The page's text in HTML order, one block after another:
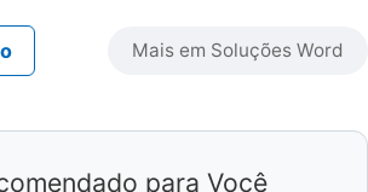
Mais em Soluções Word
para Você